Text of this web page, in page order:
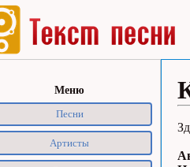
Меню
Песни
Артисты